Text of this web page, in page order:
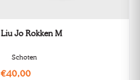
Liu Jo Rokken M
Schoten
€40,00